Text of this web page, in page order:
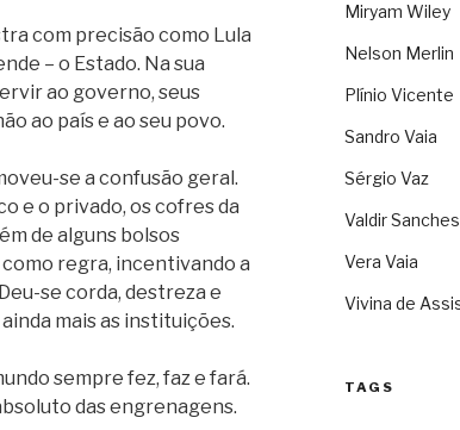
com precisão como Lula
– o Estado. Na sua
ao governo, seus
ao país e ao seu povo.
se a confusão geral.
e o privado, os cofres da
de alguns bolsos
regra, incentivando a
se corda, destreza e
mais as instituições.
sempre fez, faz e fará.
das engrenagens.
Miryam Wiley
Nelson Merlin
Plínio Vicente
Sandro Vaia
Sérgio Vaz
Valdir Sanches
Vera Vaia
Vivina de
TAGS